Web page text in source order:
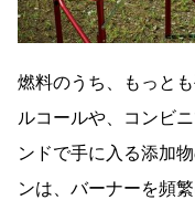
燃料のうち、もっと
ルコールや、コンビ
ンドで手に入る添加
ンは、バーナーを頻